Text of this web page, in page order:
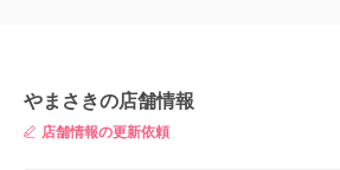
やまさきの店舗情報
店舗情報の更新依頼